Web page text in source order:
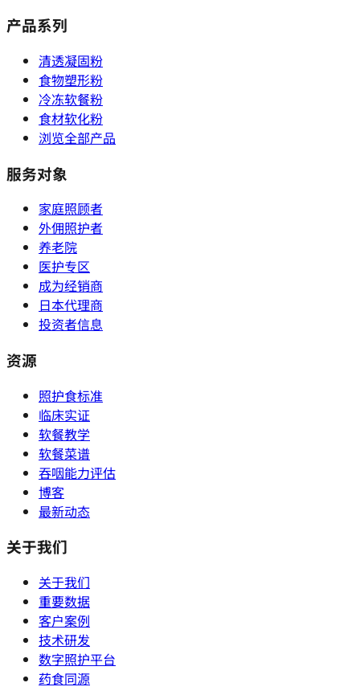
产品系列
清透凝固粉
食物塑形粉
冷冻软餐粉
食材软化粉
浏览全部产品
服务对象
家庭照顾者
外佣照护者
养老院
医护专区
成为经销商
日本代理商
投资者信息
资源
照护食标准
临床实证
软餐教学
软餐菜谱
吞咽能力评估
博客
最新动态
关于我们
关于我们
重要数据
客户案例
技术研发
数字照护平台
药食同源